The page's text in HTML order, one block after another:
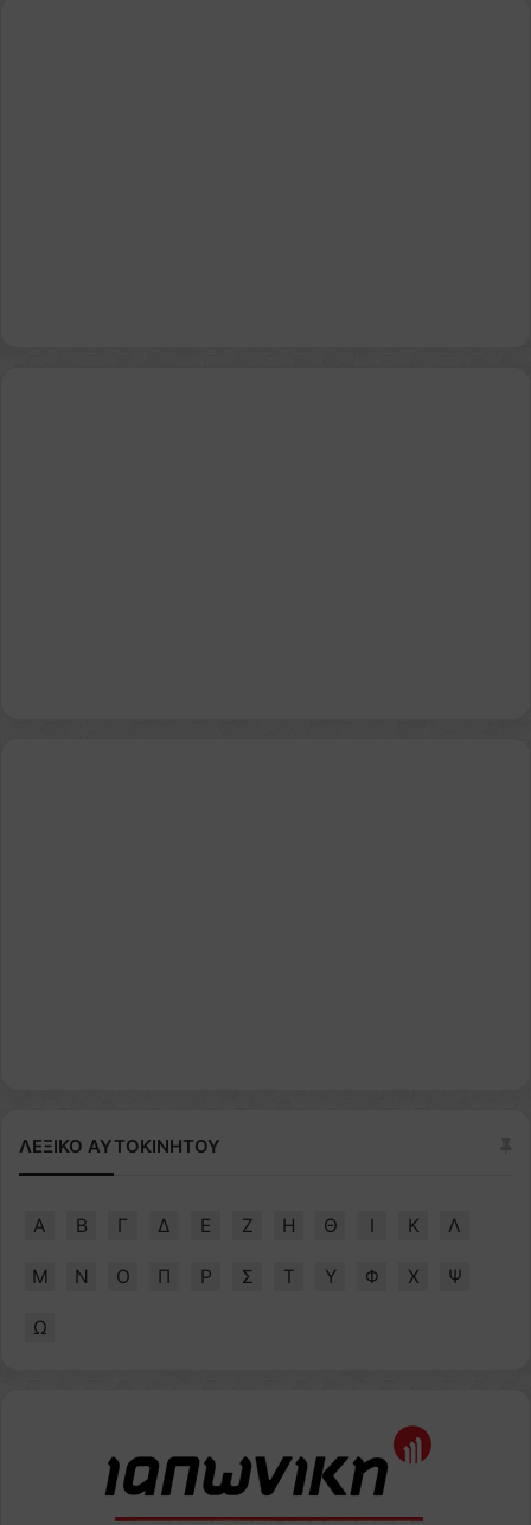
ΛΕΞΙΚΟ ΑΥΤΟΚΙΝΗΤΟΥ
Α Β Γ Δ Ε Ζ Η Θ Ι Κ Λ
Μ Ν Ο Π Ρ Σ Τ Υ Φ Χ Ψ
Ω